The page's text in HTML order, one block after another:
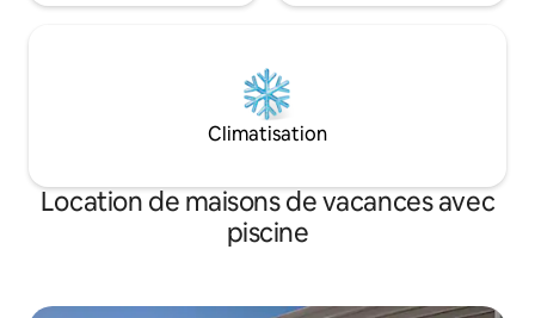
Climatisation
Location de maisons de vacances avec
piscine